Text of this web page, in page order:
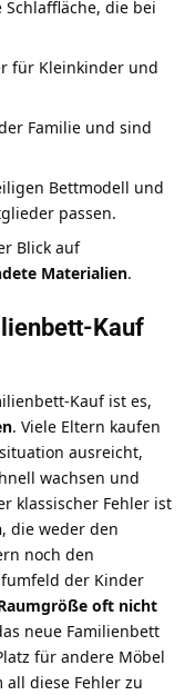
die bei
für Kleinkinder und
Familie und sind
Bettmodell und
passen.
Blick auf
Materialien.
Kauf
Kauf ist es,
. Viele Eltern kaufen
ausreicht,
wachsen und
klassischer Fehler ist
, die weder den
noch den
der Kinder
oft nicht
neue Familienbett
für andere Möbel
diese Fehler zu